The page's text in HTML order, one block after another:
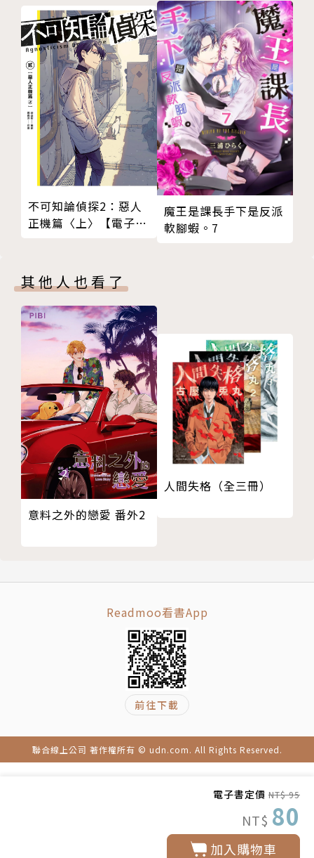
電子書定價 NT$ 95
NT$ 80
加入購物車
不可知論偵探2：惡人
正機篇〈上〉【電子特
魔王是課長手下是反派
軟腳蝦。7
其他人也看了
意料之外的戀愛 番外2
人間失格（全三冊）
Readmoo看書App
前往下載
聯合線上公司 著作權所有 © udn.com. All Rights Reserved.